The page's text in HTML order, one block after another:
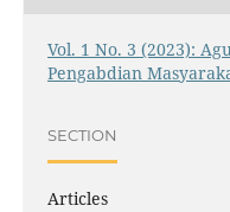
Vol. 1 No. 3 (2023):
Pengabdian
SECTION
Articles